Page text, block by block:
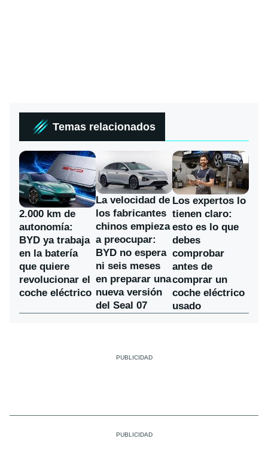
Temas relacionados
2.000 km de
autonomía:
BYD ya trabaja
en la batería
que quiere
revolucionar el
coche eléctrico
La velocidad de
los fabricantes
chinos empieza
a preocupar:
BYD no espera
ni seis meses
en preparar una
nueva versión
del Seal 07
Los expertos lo
tienen claro:
esto es lo que
debes
comprobar
antes de
comprar un
coche eléctrico
usado